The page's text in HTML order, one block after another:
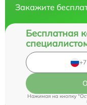
Закажите
Бесплатная
Нажимая на кнопку